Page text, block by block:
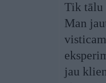
Tik tālu
Man
jau